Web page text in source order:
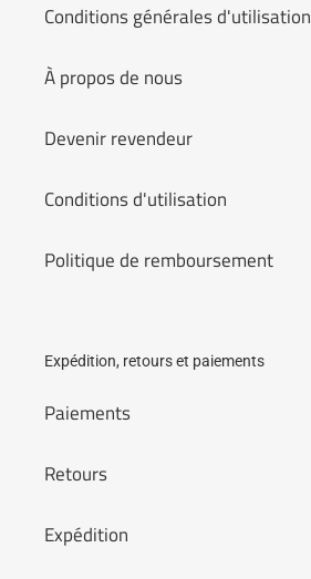
Conditions générales d'utilisation
À propos de nous
Devenir revendeur
Conditions d'utilisation
Politique de remboursement
Expédition, retours et paiements
Paiements
Retours
Expédition